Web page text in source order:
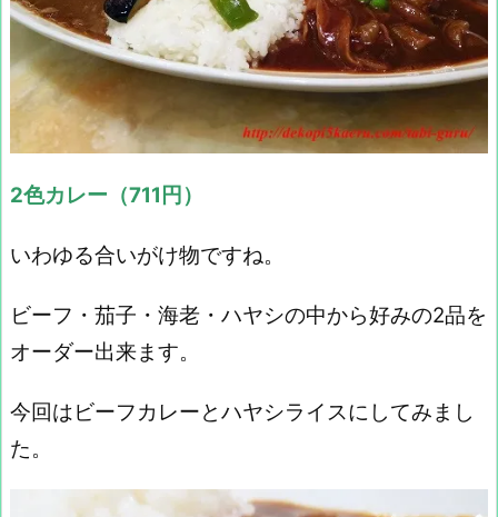
2色カレー（711円）
いわゆる合いがけ物ですね。
ビーフ・茄子・海老・ハヤシの中から好みの2品を
オーダー出来ます。
今回はビーフカレーとハヤシライスにしてみまし
た。